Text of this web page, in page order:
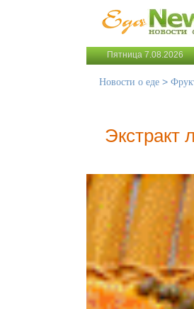
Пятница 7.08.2026
Новости о еде >
Экстракт